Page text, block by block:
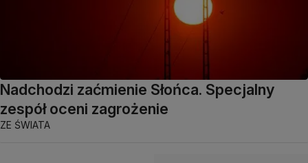
Nadchodzi zaćmienie Słońca. Specjalny
zespół oceni zagrożenie
ZE ŚWIATA